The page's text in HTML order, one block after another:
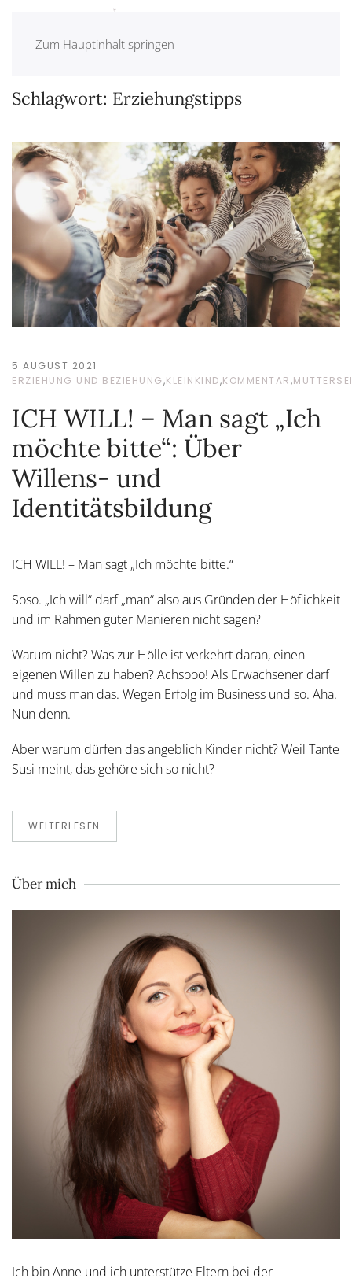
Zum Hauptinhalt springen
Schlagwort: Erziehungstipps
5 AUGUST 2021
ERZIEHUNG UND BEZIEHUNG,KLEINKIND,KOMMENTAR,
ICH WILL! – Man sagt „Ich
möchte bitte“: Über
Willens- und
Identitätsbildung
ICH WILL! – Man sagt „Ich möchte bitte.“
Soso. „Ich will“ darf „man“ also aus Gründen der Höflichkeit
und im Rahmen guter Manieren nicht sagen?
Warum nicht? Was zur Hölle ist verkehrt daran, einen
eigenen Willen zu haben? Achsooo! Als Erwachsener darf
und muss man das. Wegen Erfolg im Business und so. Aha.
Nun denn.
Aber warum dürfen das angeblich Kinder nicht? Weil Tante
Susi meint, das gehöre sich so nicht?
WEITERLESEN
Über mich
Ich bin Anne und ich unterstütze Eltern bei der